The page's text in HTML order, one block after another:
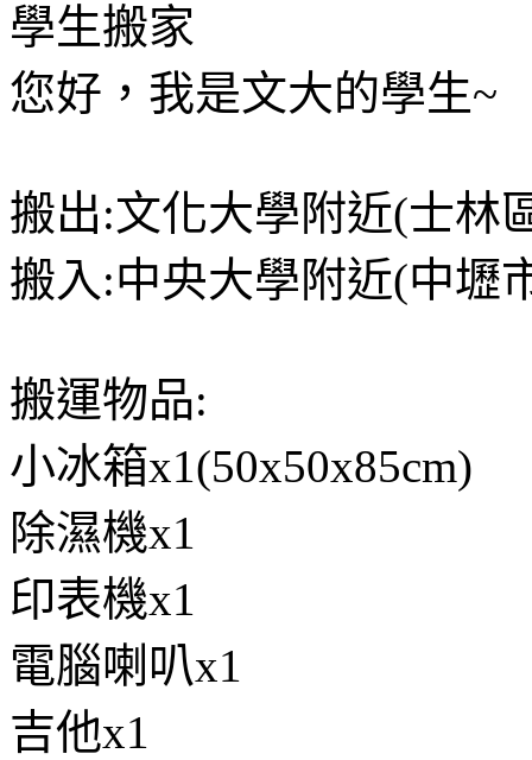
學生搬家
您好，我是文大的學生~
搬出:文化大學附近(士林
搬入:中央大學附近(中壢
搬運物品:
小冰箱x1(50x50x85cm)
除濕機x1
印表機x1
電腦喇叭x1
吉他x1